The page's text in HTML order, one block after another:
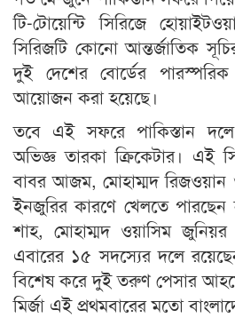
টি-টোয়েন্টি সিরিজে
সিরিজটি কোনো আন্তর্জাতিক
দুই দেশের বোর্ডের
আয়োজন করা হয়েছে।
তবে এই সফরে পাকিস্তান
অভিজ্ঞ তারকা ক্রিকেটার। এই
বাবর আজম, মোহাম্মদ রিজওয়ান
ইনজুরির কারণে খেলতে পারছেন
শাহ, মোহাম্মদ ওয়াসিম
এবারের ১৫ সদস্যের দলে
বিশেষ করে দুই তরুণ পেসার
মির্জা এই প্রথমবারের মতো